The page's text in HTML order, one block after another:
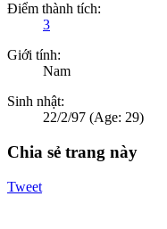
Điểm thành tích:
3
Giới tính:
Nam
Sinh nhật:
22/2/97 (Age: 29)
Chia sẻ trang này
Tweet